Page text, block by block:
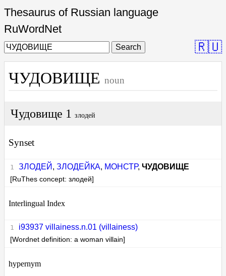
Thesaurus of Russian language
RuWordNet
Search 🇷🇺
ЧУДОВИЩЕ noun
Чудовище 1 злодей
Synset
ЗЛОДЕЙ , ЗЛОДЕЙКА, МОНСТР, ЧУДОВИЩЕ
[RuThes concept: злодей]
Interlingual Index
i93937 villainess.n.01 (villainess)
[Wordnet definition: a woman villain]
hypernym